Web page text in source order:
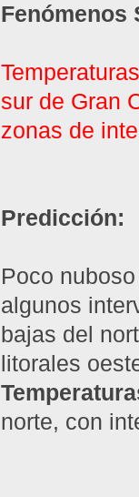
Fenómenos
sur de Gran
zonas de
Predicción:
Poco
algunos
bajas del
litorales
norte, con